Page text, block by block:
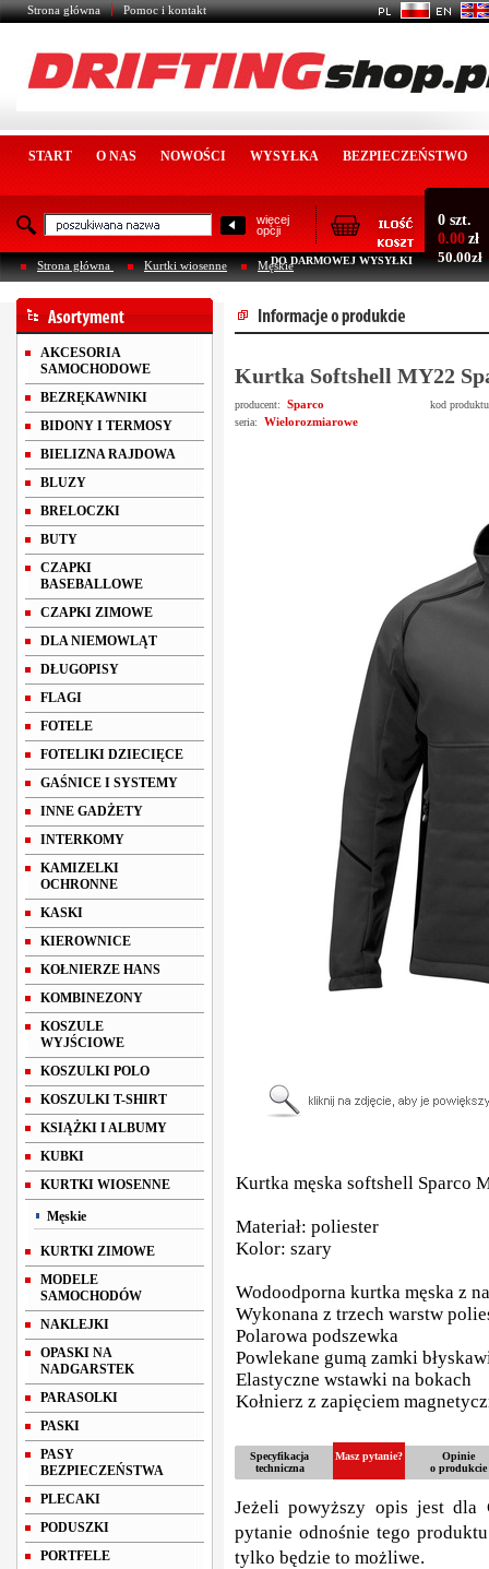
Strona główna Pomoc i kontakt
START O NAS NOWOŚCI WYSYŁKA BEZPIECZEŃSTWO
więcej
opcji
0 szt.
0.00 zł
DO DARMOWEJ WYSYŁKI 50.00zł
Strona główna Kurtki wiosenne Męskie
AKCESORIA
SAMOCHODOWE
BEZRĘKAWNIKI
BIDONY I TERMOSY
BIELIZNA RAJDOWA
BLUZY
BRELOCZKI
BUTY
CZAPKI
BASEBALLOWE
CZAPKI ZIMOWE
DLA NIEMOWLĄT
DŁUGOPISY
FLAGI
FOTELE
FOTELIKI DZIECIĘCE
GAŚNICE I SYSTEMY
INNE GADŻETY
INTERKOMY
KAMIZELKI
OCHRONNE
KASKI
KIEROWNICE
KOŁNIERZE HANS
KOMBINEZONY
KOSZULE
WYJŚCIOWE
KOSZULKI POLO
KOSZULKI T-SHIRT
KSIĄŻKI I ALBUMY
KUBKI
KURTKI WIOSENNE
Męskie
KURTKI ZIMOWE
MODELE
SAMOCHODÓW
NAKLEJKI
OPASKI NA
NADGARSTEK
PARASOLKI
PASKI
PASY
BEZPIECZEŃSTWA
PLECAKI
PODUSZKI
PORTFELE
Kurtka Softshell MY22
producent: Sparco
kod
seria:
Wielorozmiarowe
Kurtka męska softshell Sparco
Materiał: poliester
Kolor: szary
Wodoodporna kurtka męska z
Wykonana z trzech warstw
Polarowa podszewka
Powlekane gumą zamki
Elastyczne wstawki na bokach
Kołnierz z zapięciem
Specyfikacja
techniczna
Masz pytanie?
Opinie
o produkcie
Jeżeli powyższy opis jest dla
pytanie odnośnie tego
tylko będzie to możliwe.